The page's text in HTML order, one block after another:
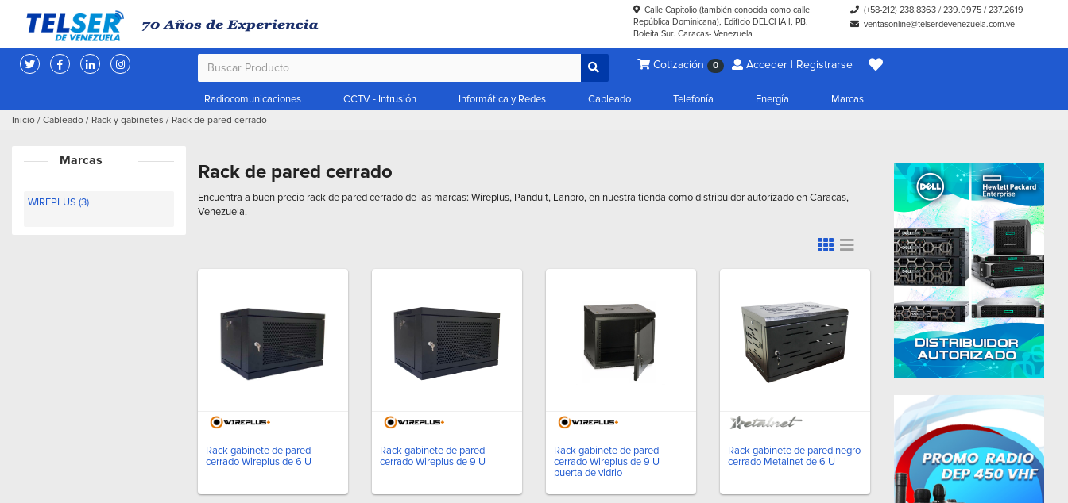
Calle Capitolio (también conocida como calle
República Dominicana), Edificio DELCHA I, PB.
Boleíta Sur. Caracas- Venezuela
(+58-212) 238.8363 /239.0975 /237.2619
ventasonline@telserdevenezuela.com.ve
Cotización 0 Acceder | Registrarse
Radiocomunicaciones CCTV - Intrusión Informática y Redes Cableado Telefonía Energía Marcas
Inicio / Cableado / Rack y gabinetes / Rack de pared cerrado
Marcas
WIREPLUS (3)
Rack de pared cerrado
Encuentra a buen precio rack de pared cerrado de las marcas: Wireplus, Panduit, Lanpro, en nuestra tienda como distribuidor autorizado en Caracas,
Venezuela.
Rack gabinete de pared
cerrado Wireplus de 6 U
Rack gabinete de pared
cerrado Wireplus de 9 U
Rack gabinete de pared
cerrado Wireplus de 9 U
puerta de vidrio
Rack gabinete de pared negro
cerrado Metalnet de 6 U